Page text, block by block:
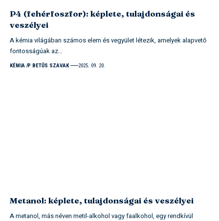
P4 (fehérfoszfor): képlete, tulajdonságai és
veszélyei
A kémia világában számos elem és vegyület létezik, amelyek alapvető
fontosságúak az…
KÉMIA P BETŰS SZAVAK 2025. 09. 20.
Metanol: képlete, tulajdonságai és veszélyei
A metanol, más néven metil-alkohol vagy faalkohol, egy rendkívül